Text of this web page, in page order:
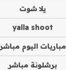
يلا شوت
yalla shoot
مباريات اليوم مباشر
برشلونة مباشر